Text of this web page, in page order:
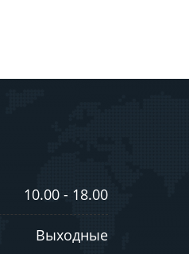
10.00 - 18.00
Выходные